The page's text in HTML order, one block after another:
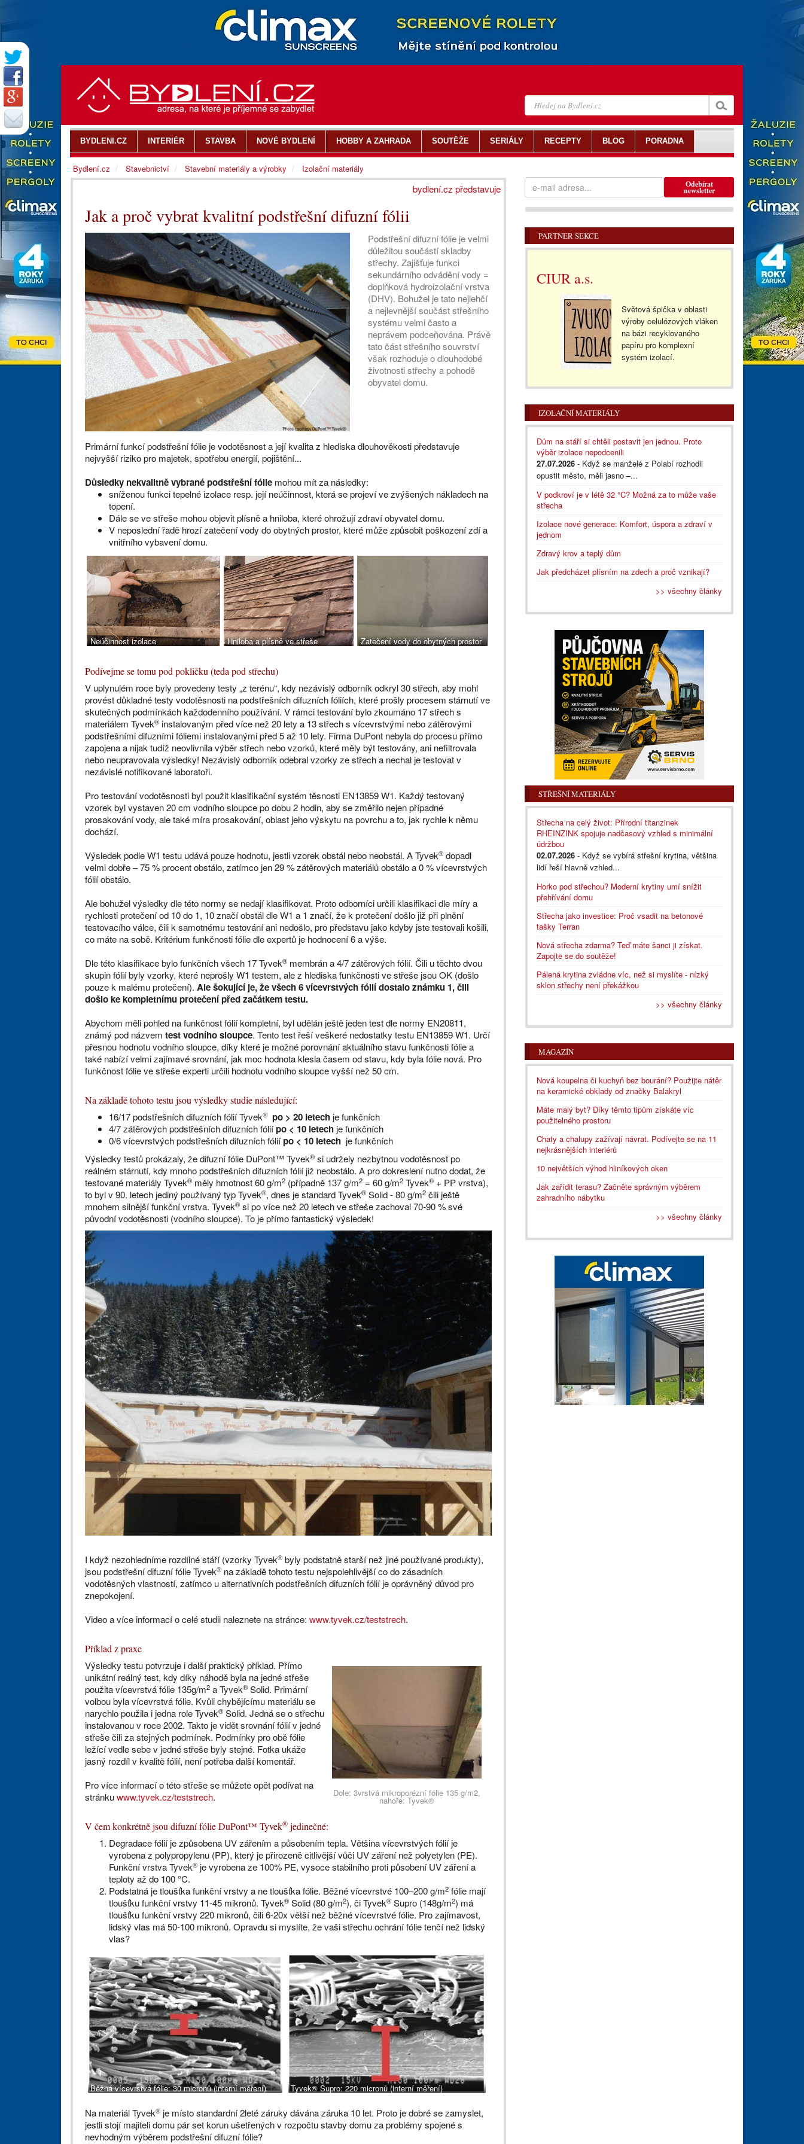
bydlení.cz představuje
Jak a proč vybrat kvalitní podstřešní difuzní fólii
Podstřešní difuzní fólie je velmi
důležitou součástí skladby
střechy. Zajišťuje funkci
sekundárního odvádění vody =
doplňková hydroizolační vrstva
(DHV). Bohužel je tato nejlehčí
a nejlevnější součást střešního
systému velmi často a
neprávem podceňována. Právě
tato část střešního souvrství
však rozhoduje o dlouhodobé
životnosti střechy a pohodě
obyvatel domu.
Primární funkcí podstřešní fólie je vodotěsnost a její kvalita z hlediska dlouhověkosti představuje
nejvyšší riziko pro majetek, spotřebu energií, pojištění...
Důsledky nekvalitně vybrané podstřešní fólie mohou mít za následky:
sníženou funkci tepelné izolace resp. její neúčinnost, která se projeví ve zvýšených nákladech na
topení.
Dále se ve střeše mohou objevit plísně a hniloba, které ohrožují zdraví obyvatel domu.
V neposlední řadě hrozí zatečení vody do obytných prostor, které může způsobit poškození zdí a
vnitřního vybavení domu.
Neúčinnost izolace Hniloba a plísně ve střeše Zatečení vody do obytných prostor
Podívejme se tomu pod pokličku (teda pod střechu)
V uplynulém roce byly provedeny testy „z terénu“, kdy nezávislý odborník odkryl 30 střech, aby mohl
provést důkladné testy vodotěsnosti na podstřešních difuzních fóliích, které prošly procesem stárnutí ve
skutečných podmínkách každodenního používání. V rámci testování bylo zkoumáno 17 střech s
materiálem Tyvek® instalovaným před více než 20 lety a 13 střech s vícevrstvými nebo zátěrovými
podstřešními difuzními fóliemi instalovanými před 5 až 10 lety. Firma DuPont nebyla do procesu přímo
zapojena a nijak tudíž neovlivnila výběr střech nebo vzorků, které měly být testovány, ani nefiltrovala
nebo neupravovala výsledky! Nezávislý odborník odebral vzorky ze střech a nechal je testovat v
nezávislé notifikované laboratoři.
Pro testování vodotěsnosti byl použit klasifikační systém těsnosti EN13859 W1. Každý testovaný
vzorek byl vystaven 20 cm vodního sloupce po dobu 2 hodin, aby se změřilo nejen případné
prosakování vody, ale také míra prosakování, oblast jeho výskytu na povrchu a to, jak rychle k němu
dochází.
Výsledek podle W1 testu udává pouze hodnotu, jestli vzorek obstál nebo neobstál. A Tyvek® dopadl
velmi dobře – 75 % procent obstálo, zatímco jen 29 % zátěrových materiálů obstálo a 0 % vícevrstvých
fólií obstálo.
Ale bohužel výsledky dle této normy se nedají klasifikovat. Proto odborníci určili klasifikaci dle míry a
rychlosti protečení od 10 do 1, 10 značí obstál dle W1 a 1 značí, že k protečení došlo již při plnění
testovacího válce, čili k samotnému testování ani nedošlo, pro představu jako kdyby jste testovali košili,
co máte na sobě. Kritérium funkčnosti fólie dle expertů je hodnocení 6 a výše.
Dle této klasifikace bylo funkčních všech 17 Tyvek® membrán a 4/7 zátěrových fólií. Čili u těchto dvou
skupin fólií byly vzorky, které neprošly W1 testem, ale z hlediska funkčnosti ve střeše jsou OK (došlo
pouze k malému protečení). Ale šokující je, že všech 6 vícevrstvých fólií dostalo známku 1, čili
došlo ke kompletnímu protečení před začátkem testu.
Abychom měli pohled na funkčnost fólií kompletní, byl udělán ještě jeden test dle normy EN20811,
známý pod názvem test vodního sloupce. Tento test řeší veškeré nedostatky testu EN13859 W1. Určí
přesnou hodnotu vodního sloupce, díky které je možné porovnání aktuálního stavu funkčnosti fólie a
také nabízí velmi zajímavé srovnání, jak moc hodnota klesla časem od stavu, kdy byla fólie nová. Pro
funkčnost fólie ve střeše experti určili hodnotu vodního sloupce vyšší než 50 cm.
Na základě tohoto testu jsou výsledky studie následující:
16/17 podstřešních difuzních fólií Tyvek® po > 20 letech je funkčních
4/7 zátěrových podstřešních difuzních fóliípo < 10 letech je funkčních
0/6 vícevrstvých podstřešních difuzních fóliípo < 10 letech je funkčních
Výsledky testů prokázaly, že difuzní fólie DuPont™ Tyvek® si udržely nezbytnou vodotěsnost po
reálném stárnutí, kdy mnoho podstřešních difuzních fólií již neobstálo. A pro dokreslení nutno dodat, že
testované materiály Tyvek® měly hmotnost 60 g/m2 (případně 137 g/m2 = 60 g/m2 Tyvek® + PP vrstva),
to byl v 90. letech jediný používaný typ Tyvek®, dnes je standard Tyvek® Solid - 80 g/m2 čili ještě
mnohem silnější funkční vrstva. Tyvek® si po více než 20 letech ve střeše zachoval 70-90 % své
původní vodotěsnosti (vodního sloupce). To je přímo fantastický výsledek!
I když nezohledníme rozdílné stáří (vzorky Tyvek® byly podstatně starší než jiné používané produkty),
jsou podstřešní difuzní fólie Tyvek® na základě tohoto testu nejspolehlivější co do zásadních
vodotěsných vlastností, zatímco u alternativních podstřešních difuzních fólií je oprávněný důvod pro
znepokojení.
Video a více informací o celé studii naleznete na stránce: www.tyvek.cz/teststrech.
Příklad z praxe
Dole: 3vrstvá mikroporézní fólie 135 g/m2,
nahoře: Tyvek®
Výsledky testu potvrzuje i další praktický příklad. Přímo
unikátní reálný test, kdy díky náhodě byla na jedné střeše
použita vícevrstvá fólie 135g/m2 a Tyvek® Solid. Primární
volbou byla vícevrstvá fólie. Kvůli chybějícímu materiálu se
narychlo použila i jedna role Tyvek® Solid. Jedná se o střechu
instalovanou v roce 2002. Takto je vidět srovnání fólií v jedné
střeše čili za stejných podmínek. Podmínky pro obě fólie
ležící vedle sebe v jedné střeše byly stejné. Fotka ukáže
jasný rozdíl v kvalitě fólií, není potřeba další komentář.
Pro více informací o této střeše se můžete opět podívat na
stránkuwww.tyvek.cz/teststrech.
V čem konkrétně jsou difuzní fólie DuPont™ Tyvek® jedinečné:
Degradace fólií je způsobena UV zářením a působením tepla. Většina vícevrstvých fólií je
vyrobena z polypropylenu (PP), který je přirozeně citlivější vůči UV záření než polyetylen (PE).
Funkční vrstva Tyvek® je vyrobena ze 100% PE, vysoce stabilního proti působení UV záření a
teploty až do 100 °C.
Podstatná je tloušťka funkční vrstvy a ne tloušťka fólie. Běžné vícevrstvé 100–200 g/m2 fólie mají
tloušťku funkční vrstvy 11-45 mikronů. Tyvek® Solid (80 g/m2), či Tyvek® Supro (148g/m2) má
tloušťku funkční vrstvy 220 mikronů, čili 6-20x větší než běžné vícevrstvé fólie. Pro zajímavost,
lidský vlas má 50-100 mikronů. Opravdu si myslíte, že vaši střechu ochrání fólie tenčí než lidský
vlas?
Běžná vícevrstvá fólie: 30 micronů (interní měření) Tyvek® Supro: 220 micronů (interní měření)
Na materiál Tyvek® je místo standardní 2leté záruky dávána záruka 10 let. Proto je dobré se zamyslet,
jestli stojí majiteli domu pár set korun ušetřených v rozpočtu stavby domu za problémy spojené s
nevhodným výběrem podstřešní difuzní fólie?
Odebírat
newsletter
PARTNER SEKCE
CIUR a.s.
Světová špička v oblasti
výroby celulózových vláken
na bázi recyklovaného
papíru pro komplexní
systém izolací.
IZOLAČNÍ MATERIÁLY
Dům na stáří si chtěli postavit jen jednou. Proto
výběr izolace nepodcenili
27.07.2026 - Když se manželé z Polabí rozhodli
opustit město, měli jasno –...
V podkroví je v létě 32 °C? Možná za to může vaše
střecha
Izolace nové generace: Komfort, úspora a zdraví v
jednom
Zdravý krov a teplý dům
Jak předcházet plísním na zdech a proč vznikají?
>> všechny články
STŘEŠNÍ MATERIÁLY
Střecha na celý život: Přírodní titanzinek
RHEINZINK spojuje nadčasový vzhled s minimální
údržbou
02.07.2026 - Když se vybírá střešní krytina, většina
lidí řeší hlavně vzhled...
Horko pod střechou? Moderní krytiny umí snížit
přehřívání domu
Střecha jako investice: Proč vsadit na betonové
tašky Terran
Nová střecha zdarma? Teď máte šanci ji získat.
Zapojte se do soutěže!
Pálená krytina zvládne víc, než si myslíte - nízký
sklon střechy není překážkou
>> všechny články
MAGAZÍN
Nová koupelna či kuchyň bez bourání? Použijte nátěr
na keramické obklady od značky Balakryl
Máte malý byt? Díky těmto tipům získáte víc
použitelného prostoru
Chaty a chalupy zažívají návrat. Podívejte se na 11
nejkrásnějších interiérů
10 největších výhod hliníkových oken
Jak zařídit terasu? Začněte správným výběrem
zahradního nábytku
>> všechny články
BYDLENI.CZ INTERIÉR STAVBA NOVÉ BYDLENÍ HOBBY A ZAHRADA SOUTĚŽE SERIÁLY RECEPTY BLOG PORADNA
Bydlení.cz Stavebnictví Stavební materiály a výrobky Izolační materiály